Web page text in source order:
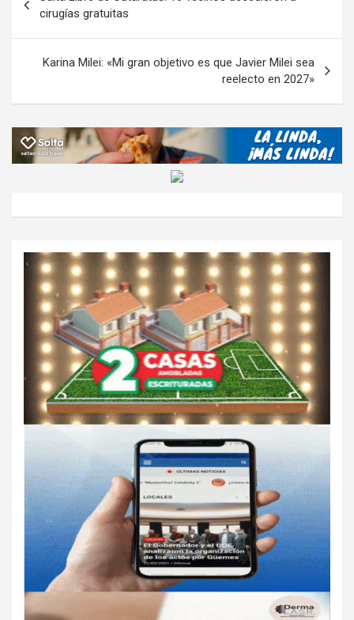
k
p
ail
ar
tir
de
entradas
cirugías gratuitas
Karina Milei: «Mi gran objetivo es que Javier Milei sea
reelecto en 2027»